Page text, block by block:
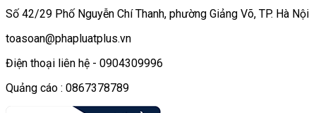
Số 42/29 Phố Nguyễn Chí Thanh, phường Giảng Võ, TP. Hà Nội
toasoan@phapluatplus.vn
Điện thoại liên hệ - 0904309996
Quảng cáo : 0867378789